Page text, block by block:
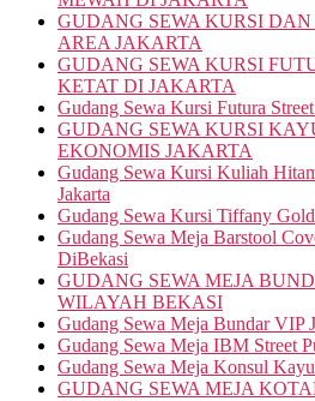
GUDANG SEWA KURSI
AREA JAKARTA
GUDANG SEWA KURSI
KETAT DI JAKARTA
Gudang Sewa Kursi Futura
GUDANG SEWA KURSI
EKONOMIS JAKARTA
Gudang Sewa Kursi Kuliah
Jakarta
Gudang Sewa Kursi Tiffany
Gudang Sewa Meja Barstool
DiBekasi
GUDANG SEWA MEJA
WILAYAH BEKASI
Gudang Sewa Meja Bundar VIP
Gudang Sewa Meja IBM Street
Gudang Sewa Meja Konsul
GUDANG SEWA MEJA